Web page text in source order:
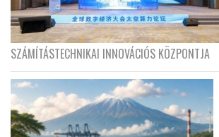
SZÁMÍTÁSTECHNIKAI INNOVÁCIÓS KÖZPONTJA